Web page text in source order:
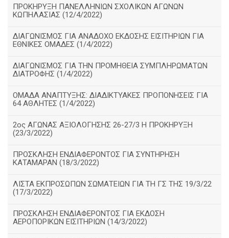
ΠΡΟΚΗΡΥΞΗ ΠΑΝΕΛΛΗΝΙΩΝ ΣΧΟΛΙΚΩΝ ΑΓΩΝΩΝ
ΚΩΠΗΛΑΣΙΑΣ (12/4/2022)
ΔΙΑΓΩΝΙΣΜΟΣ ΓΙΑ ΑΝΑΔΟΧΟ ΕΚΔΟΣΗΣ ΕΙΣΙΤΗΡΙΩΝ ΓΙΑ
ΕΘΝΙΚΕΣ ΟΜΑΔΕΣ (1/4/2022)
ΔΙΑΓΩΝΙΣΜΟΣ ΓΙΑ ΤΗΝ ΠΡΟΜΗΘΕΙΑ ΣΥΜΠΛΗΡΩΜΑΤΩΝ
ΔΙΑΤΡΟΦΗΣ (1/4/2022)
ΟΜΑΔΑ ΑΝΑΠΤΥΞΗΣ: ΔΙΑΔΙΚΤΥΑΚΕΣ ΠΡΟΠΟΝΗΣΕΙΣ ΓΙΑ
64 ΑΘΛΗΤΕΣ (1/4/2022)
2ος ΑΓΩΝΑΣ ΑΞΙΟΛΟΓΗΣΗΣ 26-27/3 Η ΠΡΟΚΗΡΥΞΗ
(23/3/2022)
ΠΡΟΣΚΛΗΣΗ ΕΝΔΙΑΦΕΡΟΝΤΟΣ ΓΙΑ ΣΥΝΤΗΡΗΣΗ
ΚΑΤΑΜΑΡΑΝ (18/3/2022)
ΛΙΣΤΑ ΕΚΠΡΟΣΩΠΩΝ ΣΩΜΑΤΕΙΩΝ ΓΙΑ ΤΗ ΓΣ ΤΗΣ 19/3/22
(17/3/2022)
ΠΡΟΣΚΛΗΣΗ ΕΝΔΙΑΦΕΡΟΝΤΟΣ ΓΙΑ ΕΚΔΟΣΗ
ΑΕΡΟΠΟΡΙΚΩΝ ΕΙΣΙΤΗΡΙΩΝ (14/3/2022)